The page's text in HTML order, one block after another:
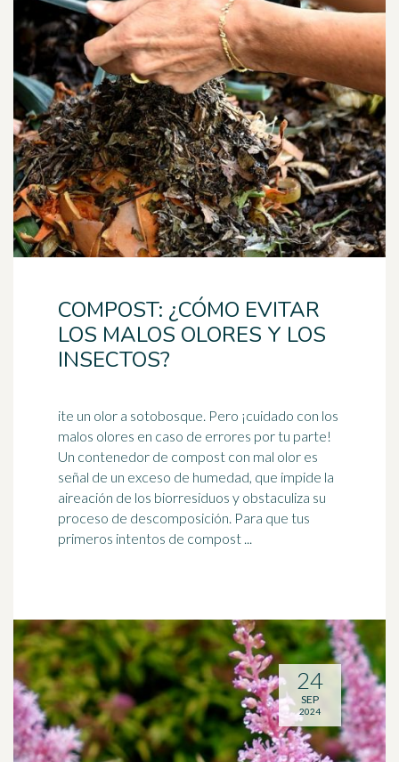
COMPOST: ¿CÓMO EVITAR
LOS MALOS OLORES Y LOS
INSECTOS?
ite un olor a sotobosque. Pero ¡cuidado con los
malos olores en caso de errores por tu parte!
Un contenedor de compost con mal olor es
señal de un exceso de humedad, que impide la
aireación de los biorresiduos y obstaculiza su
proceso de descomposición. Para que tus
primeros intentos de compost ...
24
SEP
2024